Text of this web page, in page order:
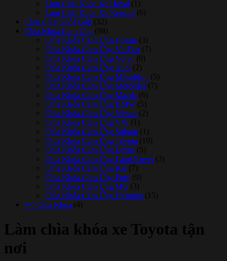
Làm Chìa Khóa Xe Haval (1)
Làm Chìa Khóa Xe Renault (6)
Làm Chìa Khóa Gập (32)
Chìa Khóa Cảm Ứng (98)
Chìa Khóa Cảm Ứng Honda (3)
Chìa Khóa Cảm Ứng VinFast (7)
Chìa Khóa Cảm Ứng Volvo (0)
Chìa Khóa Cảm Ứng Audi (2)
Chìa Khóa Cảm Ứng Mitsubishi (5)
Chìa Khóa Cảm Ứng Mercedes (7)
Chìa Khóa Cảm Ứng Mazda (6)
Chìa Khóa Cảm Ứng BMW (5)
Chìa Khóa Cảm Ứng Nissan (2)
Chìa Khóa Cảm Ứng VW (1)
Chìa Khóa Cảm Ứng Subaru (1)
Chìa Khóa Cảm Ứng Toyota (10)
Chìa Khóa Cảm Ứng Lexus (5)
Chìa Khóa Cảm Ứng Land Rover (3)
Chìa Khóa Cảm Ứng Kia (7)
Chìa Khóa Cảm Ứng Ford (9)
Chìa Khóa Cảm Ứng MG (3)
Chìa Khóa Cảm Ứng Hyundai (15)
Vỏ Chìa Khóa (4)
Làm chìa khóa xe Toyota tận
nơi